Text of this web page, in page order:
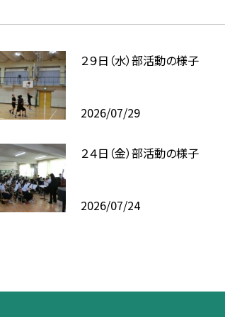
２９日（水）部活動の様子
2026/07/29
２４日（金）部活動の様子
2026/07/24